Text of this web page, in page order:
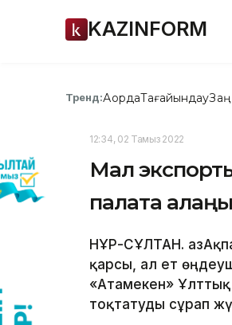
KAZINFORM
Тренд:АқордаТағайындауЗаң
12:34, 02 Тамыз 2022
Мал
палата
НҰР-СҰЛТАН.
қарсы, ал ет
«Атамекен»
тоқтатуды сұрап